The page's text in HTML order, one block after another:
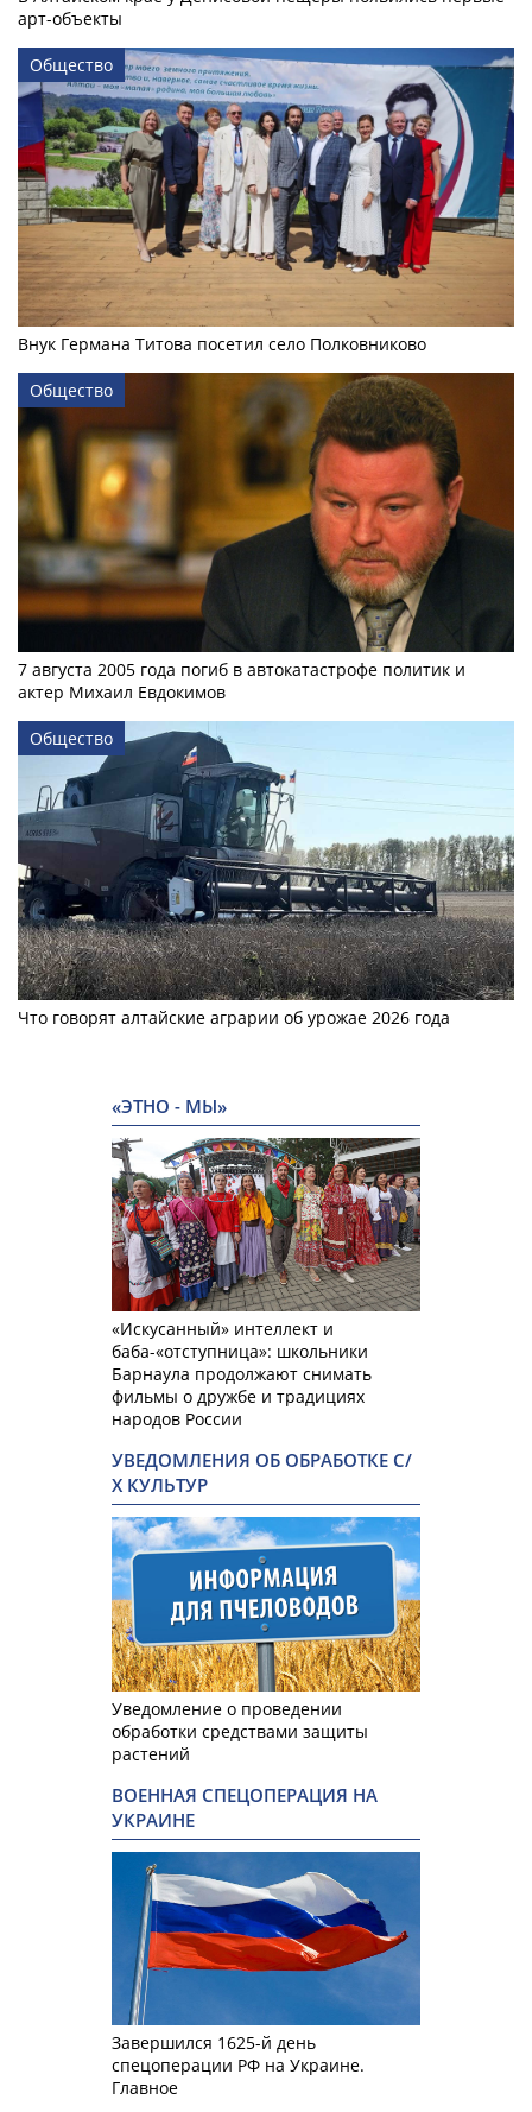
арт-объекты
Общество
Внук Германа Титова посетил село Полковниково
Общество
7 августа 2005 года погиб в автокатастрофе политик и
актер Михаил Евдокимов
Общество
Что говорят алтайские аграрии об урожае 2026 года
«ЭТНО - МЫ»
«Искусанный» интеллект и
баба-«отступница»: школьники
Барнаула продолжают снимать
фильмы о дружбе и традициях
народов России
УВЕДОМЛЕНИЯ ОБ ОБРАБОТКЕ С/
Х КУЛЬТУР
Уведомление о проведении
обработки средствами защиты
растений
ВОЕННАЯ СПЕЦОПЕРАЦИЯ НА
УКРАИНЕ
Завершился 1625-й день
спецоперации РФ на Украине.
Главное